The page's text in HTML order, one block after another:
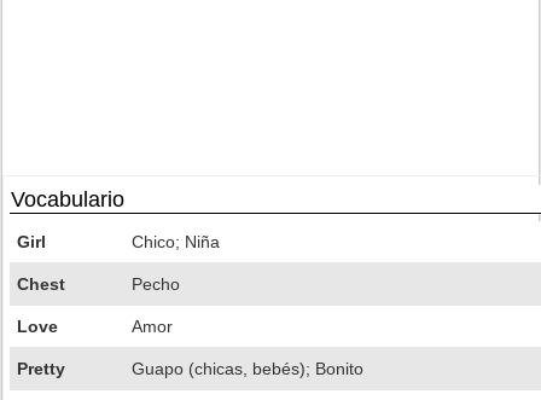
Vocabulario
Girl Chico; Niña
Chest Pecho
Love Amor
Pretty Guapo (chicas, bebés); Bonito